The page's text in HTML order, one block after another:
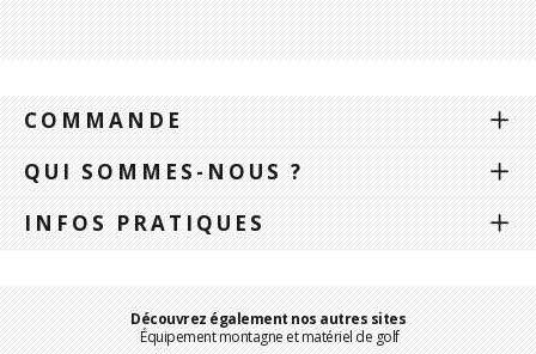
COMMANDE
QUI SOMMES-NOUS ?
INFOS PRATIQUES
Découvrez également nos autres sites
Équipement montagne et matériel de golf